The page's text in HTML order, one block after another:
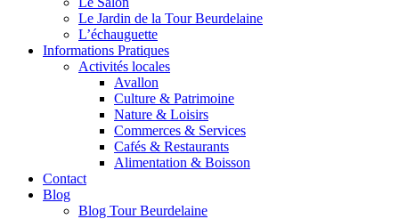
Le Jardin de la Tour Beurdelaine
L’échauguette
Informations Pratiques
Activités locales
Avallon
Culture & Patrimoine
Nature & Loisirs
Commerces & Services
Cafés & Restaurants
Alimentation & Boisson
Contact
Blog
Blog Tour Beurdelaine